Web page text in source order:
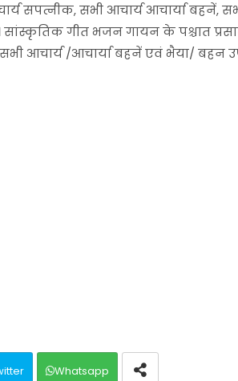
सपत्नीक, सभी आचार्य आचार्या बहनें,
गीत भजन गायन के पश्चात
आचार्य /आचार्या बहनें एवं भैया/ बहन
Whatsapp